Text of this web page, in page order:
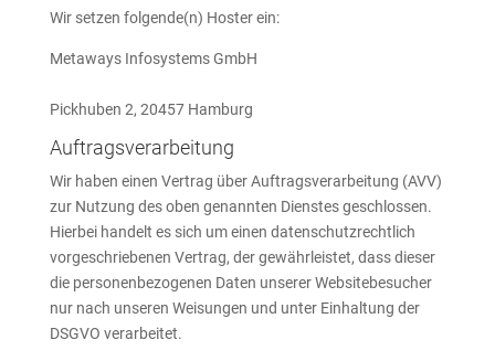
Wir setzen folgende(n) Hoster ein:
Metaways Infosystems GmbH
Pickhuben 2, 20457 Hamburg
Auftragsverarbeitung
Wir haben einen Vertrag über Auftragsverarbeitung (AVV)
zur Nutzung des oben genannten Dienstes geschlossen.
Hierbei handelt es sich um einen datenschutzrechtlich
vorgeschriebenen Vertrag, der gewährleistet, dass dieser
die personenbezogenen Daten unserer Websitebesucher
nur nach unseren Weisungen und unter Einhaltung der
DSGVO verarbeitet.